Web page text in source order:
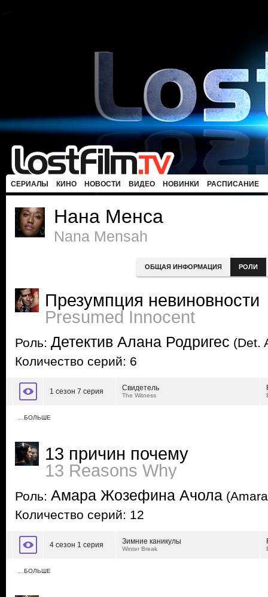
СЕРИАЛЫ КИНО НОВОСТИ ВИДЕО НОВИНКИ РАСПИСАНИЕ
Нана Менса
Nana Mensah
ОБЩАЯ ИНФОРМАЦИЯ РОЛИ
Презумпция невиновности
Presumed Innocent
Роль: Детектив Алана Родригес (Det.
Количество серий: 6
1 сезон 7 серия Свидетель
The Witness
…БОЛЬШЕ
13 причин почему
13 Reasons Why
Роль: Амара Жозефина Ачола
Количество серий: 12
4 сезон 1 серия Зимние каникулы
Winter Break
…БОЛЬШЕ